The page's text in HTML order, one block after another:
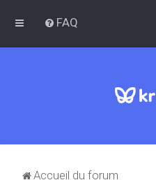
FAQ
Accueil du forum